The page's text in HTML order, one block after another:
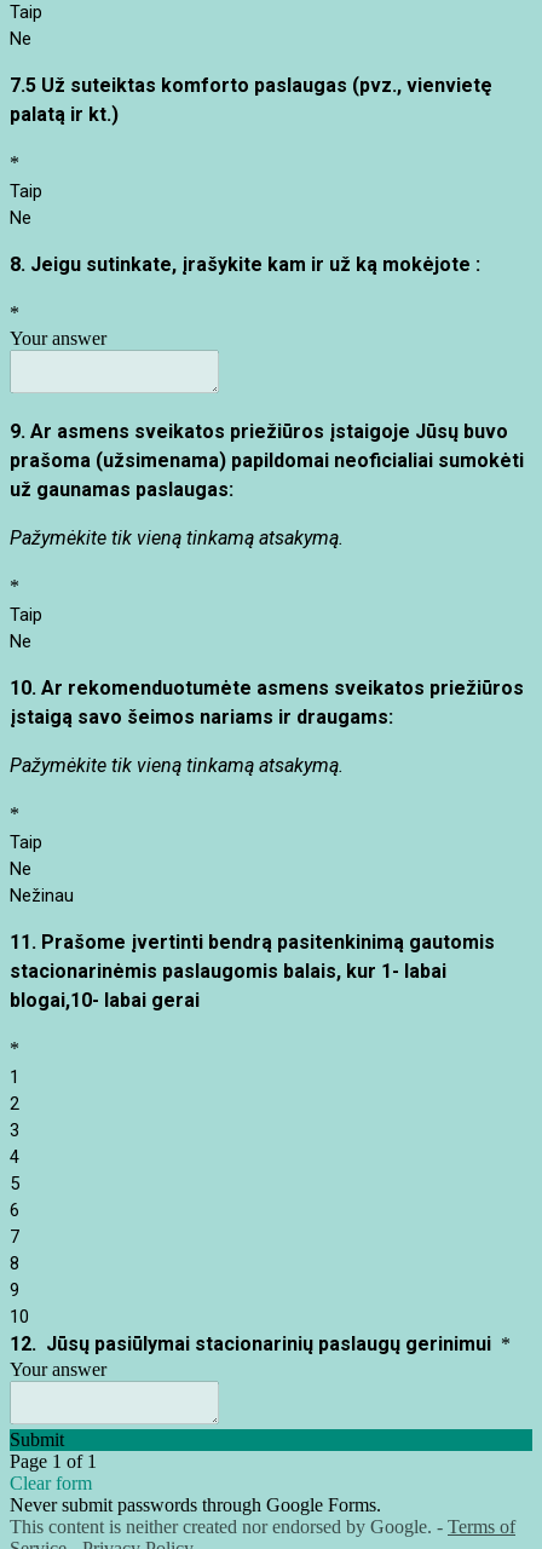
Taip
Ne
7.5 Už suteiktas komforto paslaugas (pvz., vienvietę
palatą ir kt.)
*
Taip
Ne
8. Jeigu sutinkate, įrašykite kam ir už ką mokėjote :
*
Your answer
9. Ar asmens sveikatos priežiūros įstaigoje Jūsų buvo
prašoma (užsimenama) papildomai neoficialiai sumokėti
už gaunamas paslaugas:
Pažymėkite tik vieną tinkamą atsakymą.
*
Taip
Ne
10. Ar rekomenduotumėte asmens sveikatos priežiūros
įstaigą savo šeimos nariams ir draugams:
Pažymėkite tik vieną tinkamą atsakymą.
*
Taip
Ne
Nežinau
11. Prašome įvertinti bendrą pasitenkinimą gautomis
stacionarinėmis paslaugomis balais, kur 1- labai
blogai,10- labai gerai
*
1
2
3
4
5
6
7
8
9
10
12. Jūsų pasiūlymai stacionarinių paslaugų gerinimui *
Your answer
Submit
Page 1 of 1
Clear form
Never submit passwords through Google Forms.
This content is neither created nor endorsed by Google. - Terms of